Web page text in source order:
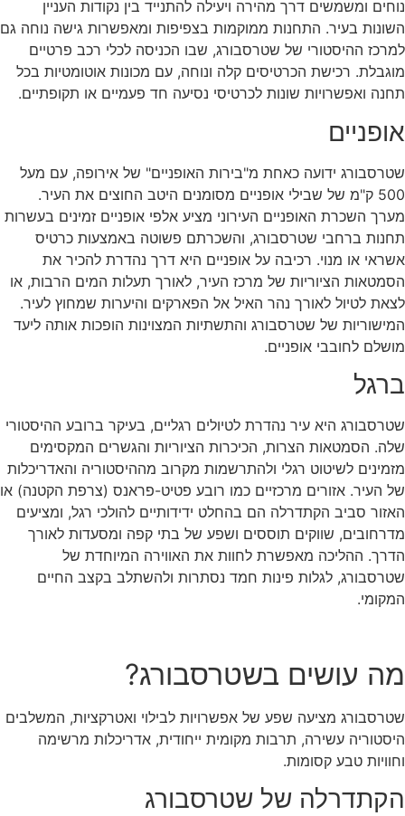
נוחים ומשמשים דרך מהירה ויעילה להתנייד בין נקודות העניין
השונות בעיר. התחנות ממוקמות בצפיפות ומאפשרות גישה נוחה גם
למרכז ההיסטורי של שטרסבורג, שבו הכניסה לכלי רכב פרטיים
מוגבלת. רכישת הכרטיסים קלה ונוחה, עם מכונות אוטומטיות בכל
תחנה ואפשרויות שונות לכרטיסי נסיעה חד פעמיים או תקופתיים.
אופניים
שטרסבורג ידועה כאחת מ"בירות האופניים" של אירופה, עם מעל
500 ק"מ של שבילי אופניים מסומנים היטב החוצים את העיר.
מערך השכרת האופניים העירוני מציע אלפי אופניים זמינים בעשרות
תחנות ברחבי שטרסבורג, והשכרתם פשוטה באמצעות כרטיס
אשראי או מנוי. רכיבה על אופניים היא דרך נהדרת להכיר את
הסמטאות הציוריות של מרכז העיר, לאורך תעלות המים הרבות, או
לצאת לטיול לאורך נהר האיל אל הפארקים והיערות שמחוץ לעיר.
המישוריות של שטרסבורג והתשתיות המצוינות הופכות אותה ליעד
מושלם לחובבי אופניים.
ברגל
שטרסבורג היא עיר נהדרת לטיולים רגליים, בעיקר ברובע ההיסטורי
שלה. הסמטאות הצרות, הכיכרות הציוריות והגשרים המקסימים
מזמינים לשיטוט רגלי ולהתרשמות מקרוב מההיסטוריה והאדריכלות
של העיר. אזורים מרכזיים כמו רובע פטיט-פראנס (צרפת הקטנה) או
האזור סביב הקתדרלה הם בהחלט ידידותיים להולכי רגל, ומציעים
מדרחובים, שווקים תוססים ושפע של בתי קפה ומסעדות לאורך
הדרך. ההליכה מאפשרת לחוות את האווירה המיוחדת של
שטרסבורג, לגלות פינות חמד נסתרות ולהשתלב בקצב החיים
המקומי.
מה עושים בשטרסבורג?
שטרסבורג מציעה שפע של אפשרויות לבילוי ואטרקציות, המשלבים
היסטוריה עשירה, תרבות מקומית ייחודית, אדריכלות מרשימה
וחוויות טבע קסומות.
הקתדרלה של שטרסבורג